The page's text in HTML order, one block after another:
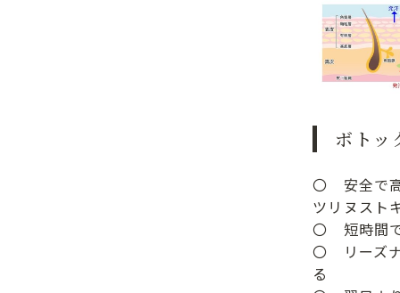
ボトッ
〇 安全で
ツリヌスト
〇 短時間
〇 リーズ
る